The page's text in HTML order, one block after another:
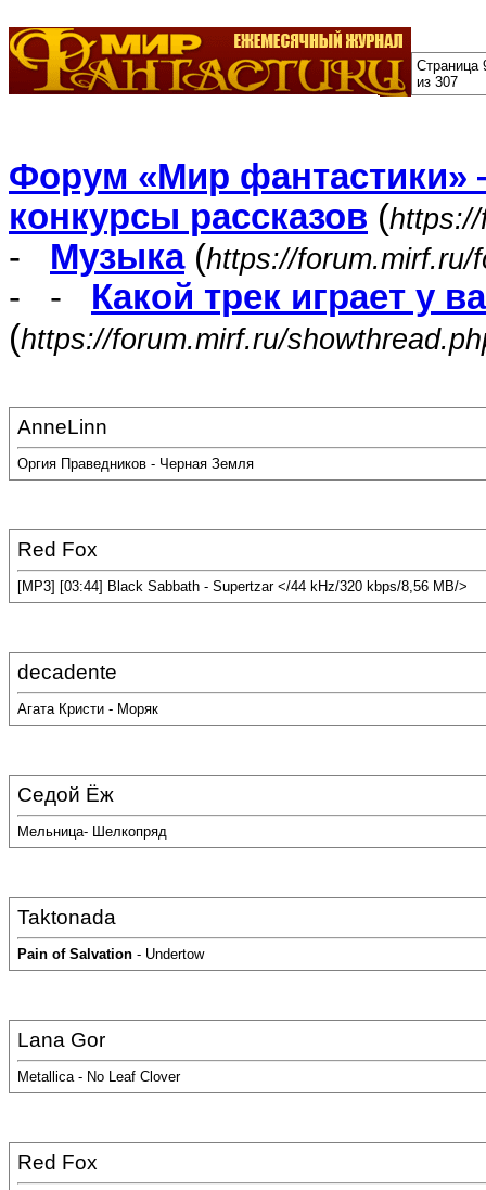
Страница
из 307
Форум «Мир фантастики»
конкурсы рассказов (
- Музыка(https://forum.mirf.ru/
- - Какой трек играет у
(https://forum.mirf.ru/
AnneLinn
Оргия Праведников - Черная Земля
Red Fox
[MP3] [03:44] Black Sabbath - Supertzar </44 kHz/320 kbps/8,56 MB/>
decadente
Агата Кристи - Моряк
Седой Ёж
Мельница- Шелкопряд
Taktonada
Pain of Salvation - Undertow
Lana Gor
Metallica - No Leaf Clover
Red Fox